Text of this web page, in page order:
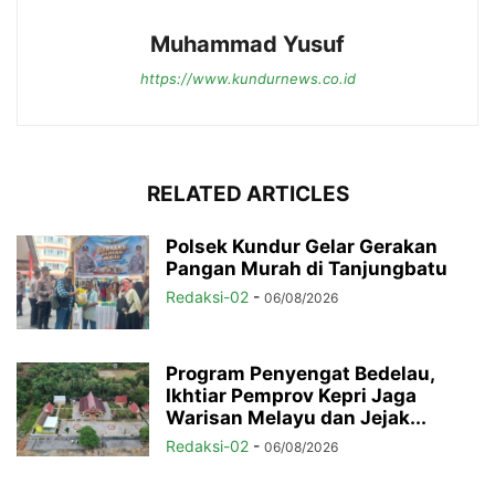
Muhammad Yusuf
https://www.kundurnews.co.id
RELATED ARTICLES
Polsek Kundur Gelar Gerakan
Pangan Murah di Tanjungbatu
Redaksi-02 - 06/08/2026
Program Penyengat Bedelau,
Ikhtiar Pemprov Kepri Jaga
Warisan Melayu dan Jejak...
Redaksi-02 - 06/08/2026